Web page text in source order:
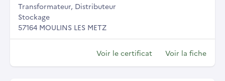
Transformateur, Distributeur
Stockage
57164 MOULINS LES METZ
Voir le certificat Voir la fiche